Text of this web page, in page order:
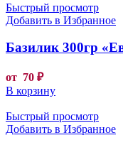
Быстрый просмотр
Добавить в Избранное
Базилик 300гр
от 70 ₽
В корзину
Быстрый просмотр
Добавить в Избранное